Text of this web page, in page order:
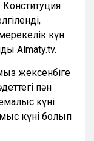
күн
Almaty.tv.
жексенбіге
пән
күні
күні болып